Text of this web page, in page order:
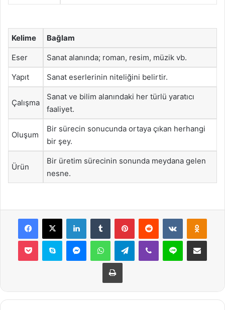
Kelime Bağlam
Eser Sanat alanında; roman, resim, müzik vb.
Yapıt Sanat eserlerinin niteliğini belirtir.
Çalışma
Sanat ve bilim alanındaki her türlü yaratıcı
faaliyet.
Oluşum
Bir sürecin sonucunda ortaya çıkan herhangi
bir şey.
Ürün
Bir üretim sürecinin sonunda meydana gelen
nesne.
Facebook
X LinkedInTumblr PinterestReddit VKontakte
Pocket Skype MessengerWhatsAppTelegramViber Line E-Posta ile
Yazdır